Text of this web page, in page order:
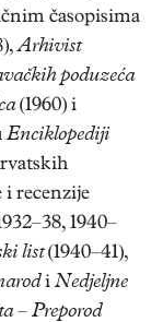
časopisima
Arhivist
poduzeća
(1960) i
Enciklopediji
i recenzije
1940–
list(1940–41),
i Nedjeljne
– Preporod